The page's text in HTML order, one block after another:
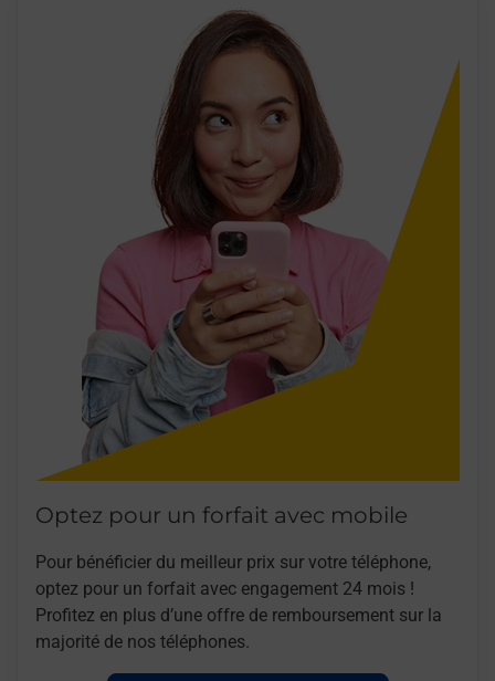
Optez pour un forfait avec mobile
Pour bénéficier du meilleur prix sur votre téléphone,
optez pour un forfait avec engagement 24 mois !
Profitez en plus d’une offre de remboursement sur la
majorité de nos téléphones.